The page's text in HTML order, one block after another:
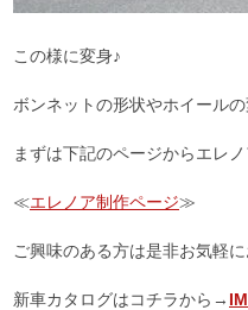
この様に変身♪
ボンネットの形状やホイール
まずは下記のページからエレ
≪エレノア制作ページ≫
ご興味のある方は是非お気軽
新車カタログはコチラから→